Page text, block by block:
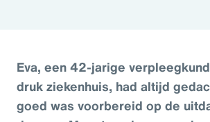
Eva, een 42-jarige
druk ziekenhuis, had altijd
goed was voorbereid op de